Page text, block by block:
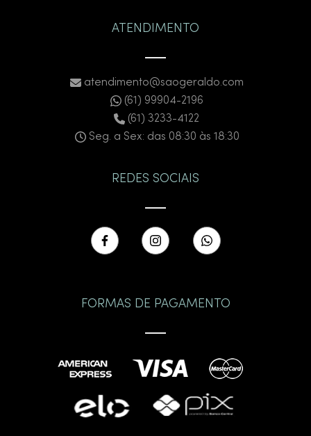
ATENDIMENTO
atendimento@saogeraldo.com
(61) 99904-2196
(61) 3233-4122
Seg. a Sex: das 08:30 às 18:30
REDES SOCIAIS
FORMAS DE PAGAMENTO